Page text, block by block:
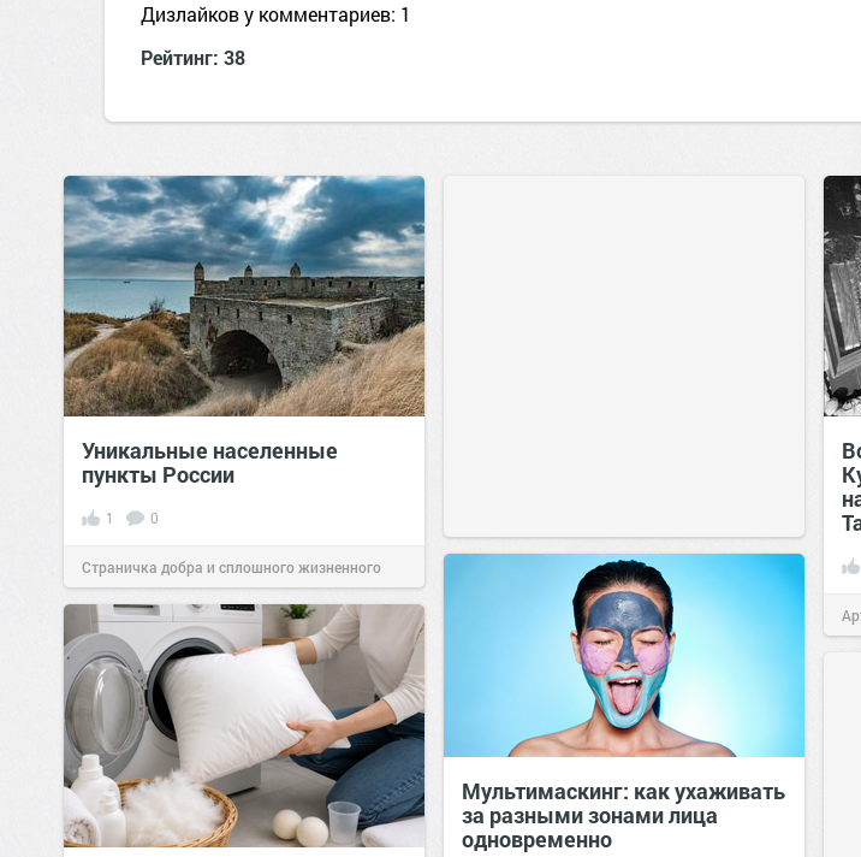
Дизлайков у комментариев: 1
Рейтинг: 38
Уникальные населенные
пункты России
1 0
Страничка добра и сплошного жизненного
позитива!07:38Сегодня
Мультимаскинг: как ухаживать
за разными зонами лица
одновременно